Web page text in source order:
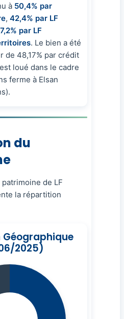
à 50,4% par
, 42,4% par LF
7,2% par LF
. Le bien a été
de 48,17% par crédit
loué dans le cadre
ferme à Elsan
du
de LF
la répartition
2025)